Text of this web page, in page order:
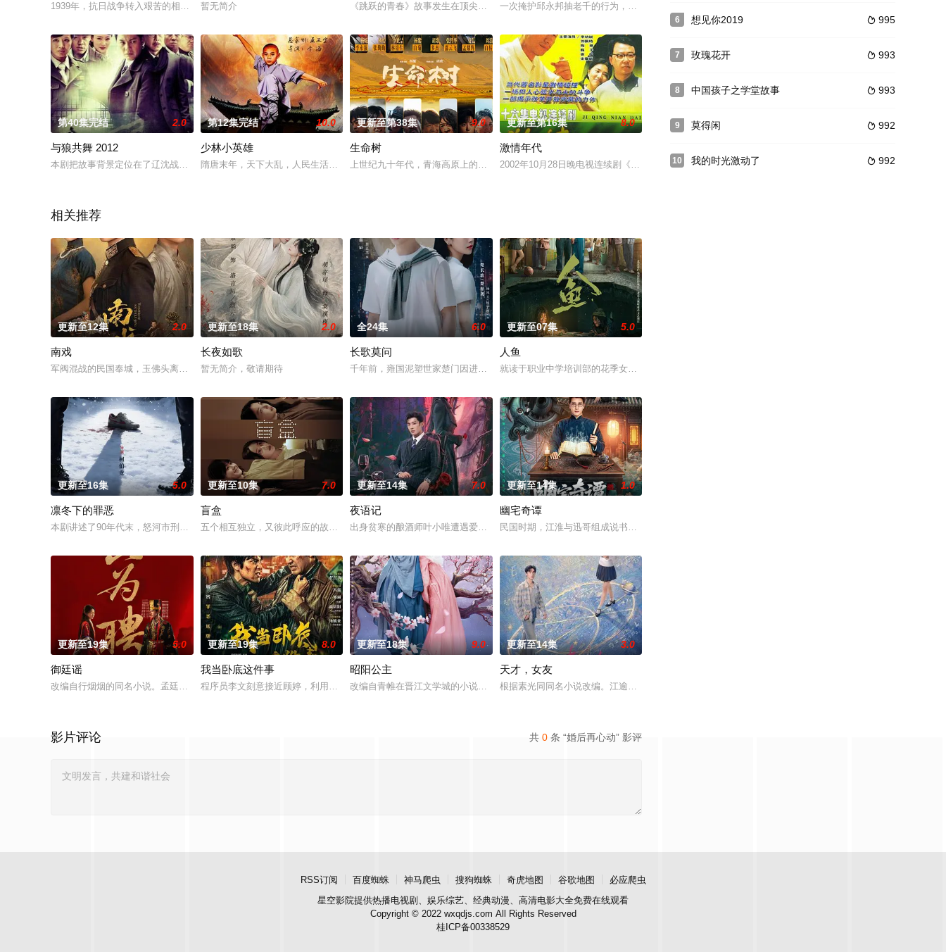
1939年，抗日战争转入艰苦的相持阶段，日寇侵略的铁蹄在湖南战场受阻，湖南成为抗日战争正面战场的最前沿。
暂无简介 《跳跃的青春》故事发生在顶尖舞蹈学校——海城舞蹈学院，围绕着少男少女们的芭蕾舞蹈梦展开。18岁的傣族少女时小春（丁一一 饰），肩负着
一次掩护邱永邦抽老千的行为，将李晓宇平静的生活打破。赌场老板被害，李晓宇被当成最大嫌犯逮捕，身为
第40集完结 2.0
与狼共舞 2012
本剧把故事背景定位在了辽沈战役胜利后，共产党和国名党暗战明战的经历。以潜伏人员陈少杰（傅程鹏 饰）身在西南区的经历，讲述了他所经历的一次次危
第12集完结 10.0
少林小英雄
隋唐末年，天下大乱，人民生活在水深火热之中。李世民因屡立战功遭太子妒忌，被父王冷落。李世民心有不甘，立志干番大事，他私自过河，却暴露了行踪，
更新至第38集 9.0
生命树
上世纪九十年代，青海高原上的玛治县高度依赖农牧业，一度深陷贫困，其周边的无人区博拉木拉富含矿产和野生动物资源，大量的盗猎盗采分子
更新至第16集 8.0
激情年代
2002年10月28日晚电视连续剧《激情年代》在中央电视台一套黄金时间段播出。该剧是中国“第五代”导演金韬
相关推荐
更新至12集 2.0
南戏
军阀混战的民国奉城，玉佛头离奇失窃，戏班主横尸戏台，将冷血少帅许又安与昆曲名伶荣筱楠推向不死不休的对立绝境。而他们不知，对方正是自己苦寻多年
更新至18集 2.0
长夜如歌
暂无简介，敬请期待
全24集 6.0
长歌莫问
千年前，雍国泥塑世家楚门因进贡的“十二生肖”离奇流血炸裂，惨遭满门流放，楚父以死鸣冤。楚家大小姐楚梓鸢带着滔天恨意，在屠刀落地的瞬间
更新至07集 5.0
人鱼
就读于职业中学培训部的花季女生苏琳（黄杨钿甜 饰），虽自小被父母忽视，在艰苦环境中长大，但她始终
更新至16集 5.0
凛冬下的罪恶
本剧讲述了90年代末，怒河市刑侦支队在无普及监控、无DNA鉴定技术的支持下，通过摸排、勘查等传统刑侦手段，接连破获数起重案要案的艰难过程。案
更新至10集 7.0
盲盒
五个相互独立，又彼此呼应的故事——用一场精心策划的“夏令营”完成复仇的受害者；临终前与遗憾和解的“无用之人”；共享同一具躯体的人格“刮刮乐”
更新至14集 7.0
夜语记
出身贫寒的酿酒师叶小唯遭遇爱人程桉、恩师林晚媚的双重背叛。她从恨意中涅槃重生，借私生女桑落的身份入住程家。她步步为营，周旋在各怀
更新至14集 1.0
幽宅奇谭
民国时期，江淮与迅哥组成说书班子，偶遇“白天人住屋，晚上鬼占房”的阴阳宅，江淮被掳走配“阴婚”。他与
更新至19集 5.0
御廷谣
改编自行烟烟的同名小说。孟廷辉，大平王朝有史以来个以女子进士科三元及第入翰林院的奇女子。十年前的她被他从死人堆里救出来，蓬头垢面口齿不清。十
更新至19集 8.0
我当卧底这件事
程序员李文刻意接近顾婷，利用顾炎女儿奴的属性，请求老炮儿顾炎带自己用程序员身份卧底电诈集团以求查出未婚妻离奇死亡的真相。两人联手查出诈骗团伙
更新至18集 9.0
昭阳公主
改编自青帷在晋江文学城的小说《平阳公主》。
更新至14集 3.0
天才，女友
根据素光同同名小说改编。江逾白长大以后，林知夏忽然对他说：“江逾白，我喜欢你，哲学和生物学意义上
共 0 条 “婚后再心动” 影评
影片评论
6  995
想见你2019
7  993
玫瑰花开
8  993
中国孩子之学堂故事
9  992
莫得闲
10  992
我的时光激动了
RSS订阅 百度蜘蛛 神马爬虫 搜狗蜘蛛 奇虎地图 谷歌地图
必应爬虫
星空影院提供热播电视剧、娱乐综艺、经典动漫、高清电影大全免费在线观看
Copyright © 2022 wxqdjs.com All Rights Reserved
桂ICP备00338529